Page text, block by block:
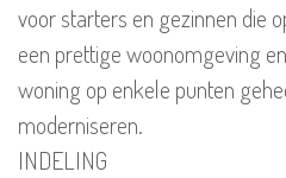
voor starters en gezinnen die
een prettige woonomgeving
woning op enkele punten
moderniseren.
INDELING